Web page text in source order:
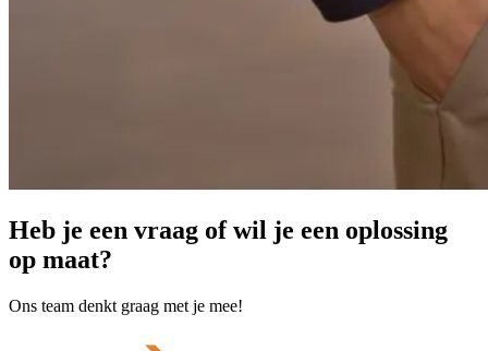
Heb je een vraag of wil je een oplossing
op maat?
Ons team denkt graag met je mee!